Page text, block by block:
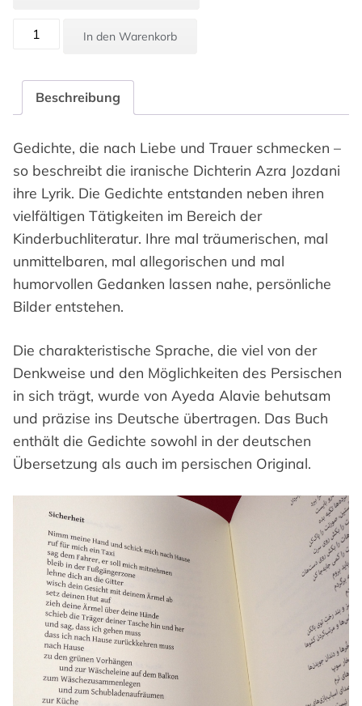
Azra
فاصله
دو
میگرن
Menge
In den Warenkorb
Beschreibung
Gedichte, die nach Liebe und Trauer schmecken –
so ­beschreibt die iranische Dichterin Azra Jozdani
ihre ­Lyrik. Die Gedichte entstanden neben ihren
vielfältigen Tätigkeiten im Bereich der
Kinderbuchliteratur. Ihre mal träumerischen, mal
unmittelbaren, mal allegorischen und mal
humorvollen Gedanken lassen nahe, persönliche
Bilder entstehen.
Die charakteristische Sprache, die viel von der
Denkweise und den Möglichkeiten des Persischen
in sich trägt, wurde von Ayeda Alavie behutsam
und präzise ins Deutsche übertragen. Das Buch
enthält die Gedichte sowohl in der deutschen
Übersetzung als auch im persischen Original.